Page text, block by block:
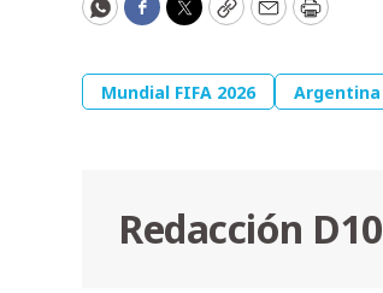
WhatsApp
Facebook
Twitter
CopyEmailPrint
Mundial FIFA 2026 Argentina
Redacción D10